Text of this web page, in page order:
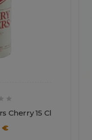

Cherry 15 Cl
€